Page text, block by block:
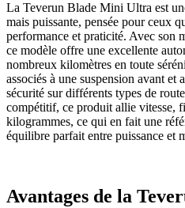
La Teverun Blade Mini Ultra est
mais puissante, pensée pour ceux
performance et praticité. Avec son
ce modèle offre une excellente
nombreux kilomètres en toute
associés à une suspension avant et
sécurité sur différents types de
compétitif, ce produit allie vitesse,
kilogrammes, ce qui en fait une
équilibre parfait entre puissance et
Avantages de la